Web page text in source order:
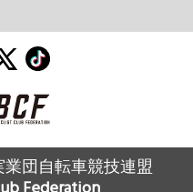
団自転車競技連盟